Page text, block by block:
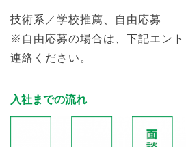
技術系／学校推薦、自由応募
※自由応募の場合は、下記エン
連絡ください。
入社までの流れ